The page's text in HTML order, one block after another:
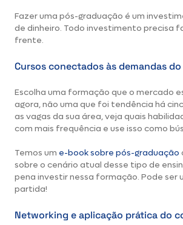
Fazer uma pós-graduação é um
de dinheiro. Todo investimento precisa
frente.
Cursos conectados às demandas
Escolha uma formação que o mercado
agora, não uma que foi tendência há
as vagas da sua área, veja quais
com mais frequência e use isso como
Temos um e-book sobre pós-graduação
sobre o cenário atual desse tipo de
pena investir nessa formação. Pode ser
partida!
Networking e aplicação prática do